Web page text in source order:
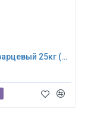
Песок кварцевый 25кг (для песочных фильтр-насосов) 0024